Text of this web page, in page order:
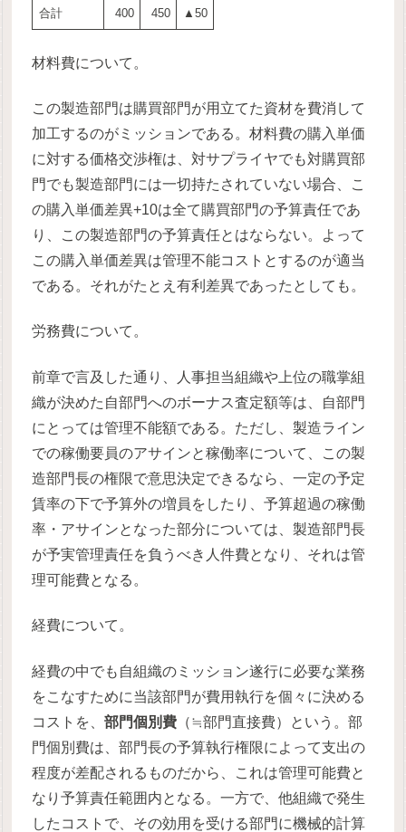
合計 400 450 ▲50
材料費について。
この製造部門は購買部門が用立てた資材を費消して
加工するのがミッションである。材料費の購入単価
に対する価格交渉権は、対サプライヤでも対購買部
門でも製造部門には一切持たされていない場合、こ
の購入単価差異+10は全て購買部門の予算責任であ
り、この製造部門の予算責任とはならない。よって
この購入単価差異は管理不能コストとするのが適当
である。それがたとえ有利差異であったとしても。
労務費について。
前章で言及した通り、人事担当組織や上位の職掌組
織が決めた自部門へのボーナス査定額等は、自部門
にとっては管理不能額である。ただし、製造ライン
での稼働要員のアサインと稼働率について、この製
造部門長の権限で意思決定できるなら、一定の予定
賃率の下で予算外の増員をしたり、予算超過の稼働
率・アサインとなった部分については、製造部門長
が予実管理責任を負うべき人件費となり、それは管
理可能費となる。
経費について。
経費の中でも自組織のミッション遂行に必要な業務
をこなすために当該部門が費用執行を個々に決める
コストを、部門個別費 （≒部門直接費）という。部
門個別費は、部門長の予算執行権限によって支出の
程度が差配されるものだから、これは管理可能費と
なり予算責任範囲内となる。一方で、他組織で発生
したコストで、その効用を受ける部門に機械的計算